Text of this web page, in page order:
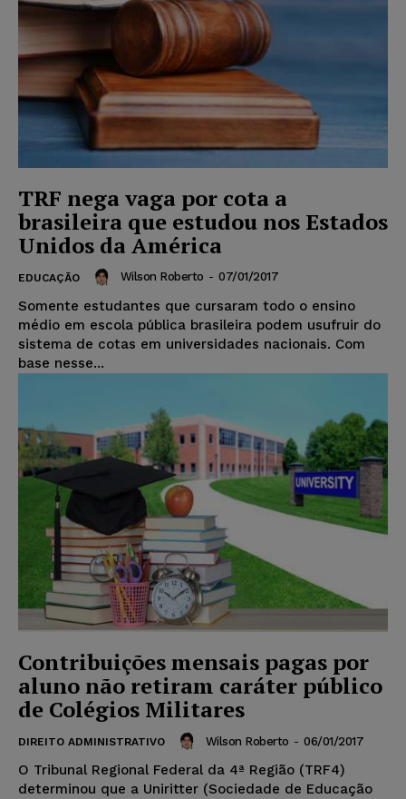
TRF nega vaga por cota a
brasileira que estudou nos Estados
Unidos da América
EDUCAÇÃO Wilson Roberto - 07/01/2017
Somente estudantes que cursaram todo o ensino
médio em escola pública brasileira podem usufruir do
sistema de cotas em universidades nacionais. Com
base nesse...
Contribuições mensais pagas por
aluno não retiram caráter público
de Colégios Militares
DIREITO ADMINISTRATIVO Wilson Roberto - 06/01/2017
O Tribunal Regional Federal da 4ª Região (TRF4)
determinou que a Uniritter (Sociedade de Educação